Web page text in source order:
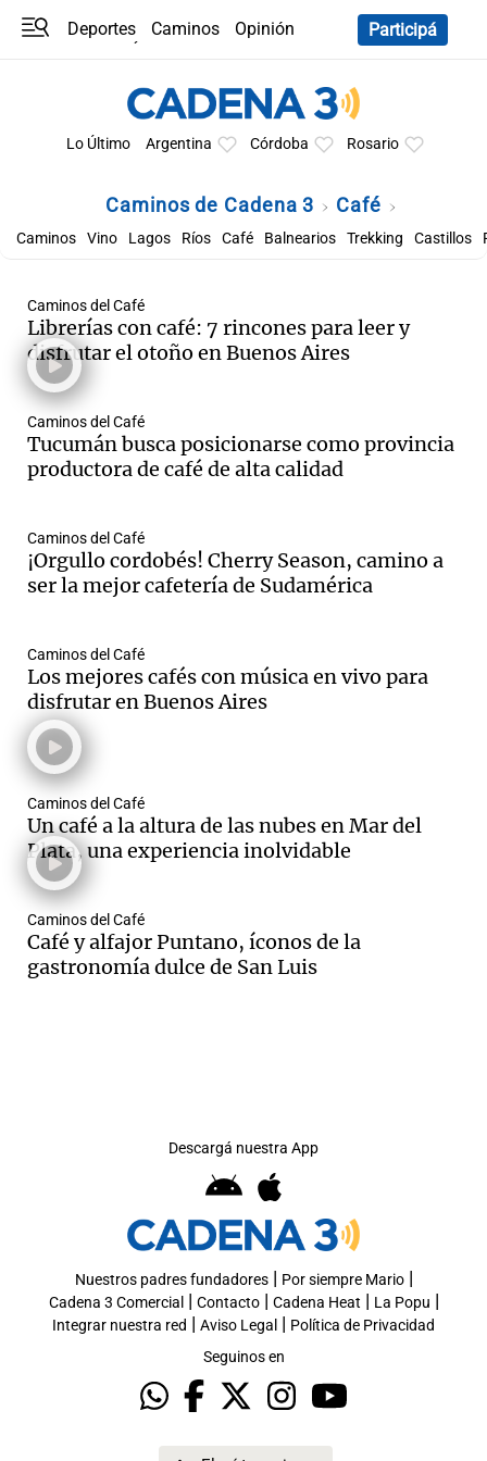
Deportes Caminos
Opinión
Participá
Lo Último Argentina Córdoba Rosario
Caminos de Cadena 3 Café
Caminos Vino Lagos Ríos Café Balnearios Trekking Castillos
Caminos del Café
Librerías con café: 7 rincones para leer y
disfrutar el otoño en Buenos Aires
Caminos del Café
Tucumán busca posicionarse como provincia
productora de café de alta calidad
Caminos del Café
¡Orgullo cordobés! Cherry Season, camino a
ser la mejor cafetería de Sudamérica
Caminos del Café
Los mejores cafés con música en vivo para
disfrutar en Buenos Aires
Caminos del Café
Un café a la altura de las nubes en Mar del
Plata, una experiencia inolvidable
Caminos del Café
Café y alfajor Puntano, íconos de la
gastronomía dulce de San Luis
Descargá nuestra App
Nuestros padres fundadores| Por siempre Mario|
Cadena 3 Comercial | Contacto| Cadena Heat | La Popu |
Integrar nuestra red | Aviso Legal | Política de Privacidad
Seguinos en
Mundial 2026
Cadena 3